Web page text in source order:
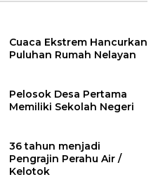
Cuaca Ekstrem Hancurkan
Puluhan Rumah Nelayan
Pelosok Desa Pertama
Memiliki Sekolah Negeri
36 tahun menjadi
Pengrajin Perahu Air /
Kelotok